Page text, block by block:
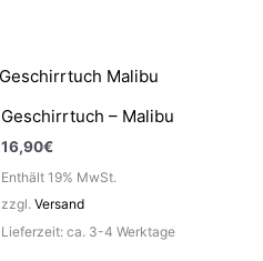
Geschirrtuch – Malibu
16,90€
Enthält 19% MwSt.
zzgl. Versand
Lieferzeit: ca. 3-4 Werktage